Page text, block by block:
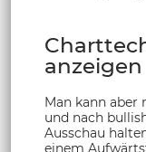
anzeigen
Man kann aber
und nach
Ausschau
einem